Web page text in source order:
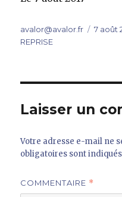
Auteur
avalor@avalor.fr
Publié
7 août
REPRISE
Laisser un
Votre adresse e-mail ne
obligatoires sont
COMMENTAIRE *